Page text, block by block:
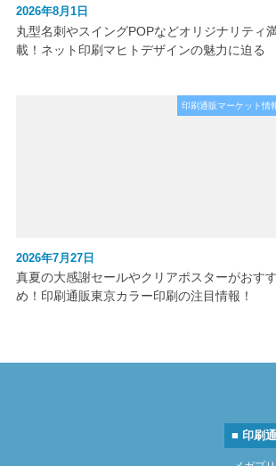
2026年8月1日
丸型名刺やスイングPOPなどオリジナリティ
載！ネット印刷マヒトデザインの魅力に迫る
印刷通販マーケット情
2026年7月27日
真夏の大感謝セールやクリアポスターがおすす
め！印刷通販東京カラー印刷の注目情報！
■ 印刷